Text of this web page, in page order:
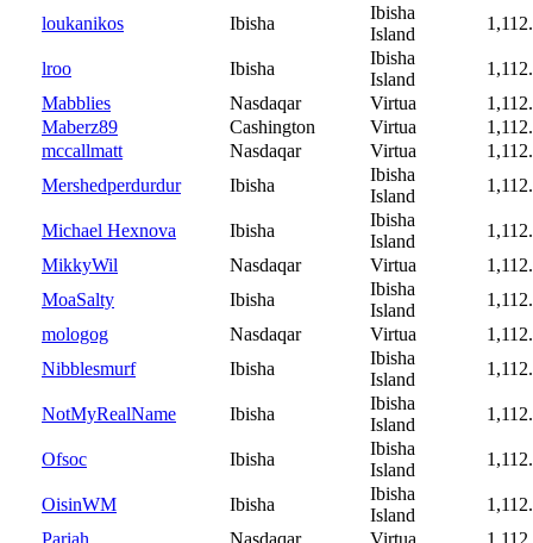
loukanikos
Ibisha
Ibisha
Island
lroo Ibisha
Ibisha
Island
Mabblies
Nasdaqar Virtua
Maberz89
Cashington Virtua
mccallmatt
Nasdaqar Virtua
Mershedperdurdur
Ibisha
Ibisha
Island
Michael Hexnova Ibisha
Ibisha
Island
MikkyWil
Nasdaqar Virtua
MoaSalty
Ibisha
Ibisha
Island
mologog
Nasdaqar Virtua
Nibblesmurf
Ibisha
Ibisha
Island
NotMyRealName Ibisha
Ibisha
Island
Ofsoc Ibisha
Ibisha
Island
OisinWM Ibisha
Ibisha
Island
Pariah
Nasdaqar Virtua